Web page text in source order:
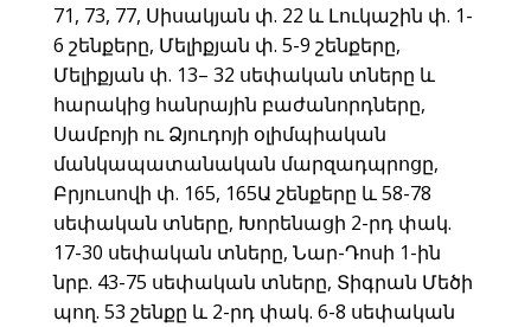
71, 73, 77, Սիսակյան փ. 22 և Լուկաշին փ. 1-
6 շենքերը, Մելիքյան փ. 5-9 շենքերը,
Մելիքյան փ. 13– 32 սեփական տները և
հարակից հանրային բաժանորդները,
Սամբոյի ու Ձյուդոյի օլիմպիական
մանկապատանական մարզադպրոցը,
Բրյուսովի փ. 165, 165Ա շենքերը և 58-78
սեփական տները, Խորենացի 2-րդ փակ.
17-30 սեփական տները, Նար-Դոսի 1-ին
նրբ. 43-75 սեփական տները, Տիգրան Մեծի
պող. 53 շենքը և 2-րդ փակ. 6-8 սեփական